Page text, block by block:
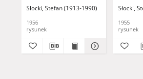
Słocki, Stefan (1913-1990)
1956
rysunek
Słocki,
1955
rysunek